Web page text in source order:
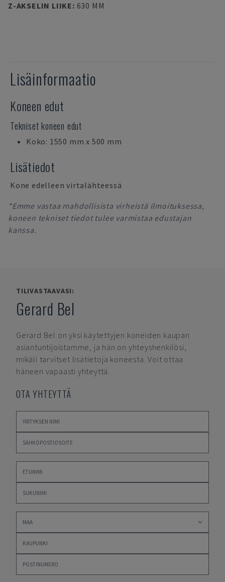
Z-AKSELIN LIIKE: 630 MM
Lisäinformaatio
Koneen edut
Tekniset koneen edut
Koko: 1550 mm x 500 mm
Lisätiedot
Kone edelleen virtalähteessä
*Emme vastaa mahdollisista virheistä ilmoituksessa,
koneen tekniset tiedot tulee varmistaa edustajan
kanssa.
TILIVASTAAVASI:
Gerard Bel
Gerard Bel on yksi käytettyjen koneiden kaupan
asiantuntijoistamme, ja hän on yhteyshenkilösi,
mikäli tarvitset lisätietoja koneesta. Voit ottaa
häneen vapaasti yhteyttä.
OTA YHTEYTTÄ